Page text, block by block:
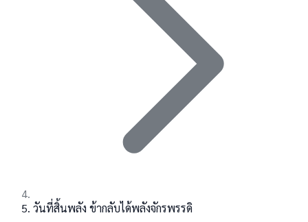
วันที่สิ้นพลัง ข้ากลับได้พลังจักรพรรดิ